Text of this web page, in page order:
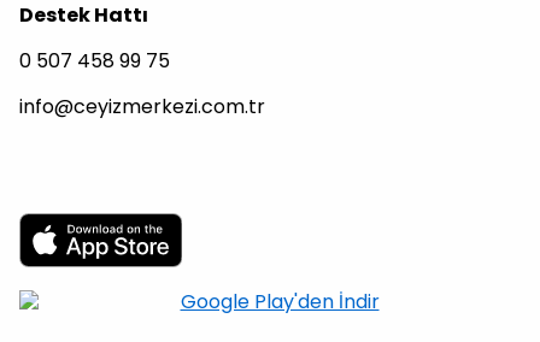
Destek Hattı
0 507 458 99 75
info@ceyizmerkezi.com.tr